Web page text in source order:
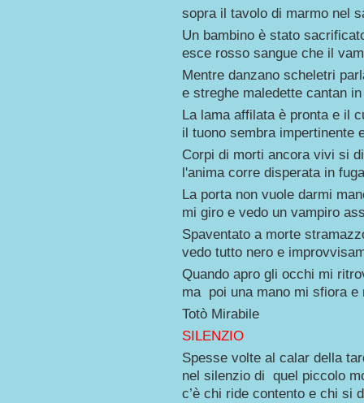
sopra il tavolo di marmo nel
Un bambino è stato
esce rosso sangue che il
Mentre danzano scheletri
e streghe maledette cantan
La lama affilata è pronta e il
il tuono sembra impertinente
Corpi di morti ancora vivi si
l'anima corre disperata in
La porta non vuole darmi
mi giro e vedo un vampiro
Spaventato a morte
vedo tutto nero e
Quando apro gli occhi mi
ma poi una mano mi sfiora e
Totò Mirabile
SILENZIO
Spesse volte al calar della
nel silenzio di quel piccolo
c’è chi ride contento e chi si